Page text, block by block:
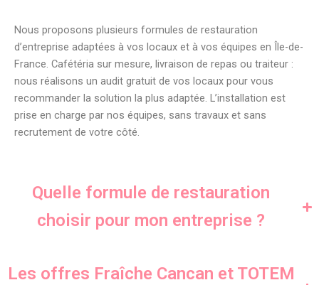
Nous proposons plusieurs formules de restauration
d’entreprise adaptées à vos locaux et à vos équipes en Île-de-
France. Cafétéria sur mesure, livraison de repas ou traiteur :
nous réalisons un audit gratuit de vos locaux pour vous
recommander la solution la plus adaptée. L’installation est
prise en charge par nos équipes, sans travaux et sans
recrutement de votre côté.
Quelle formule de restauration
choisir pour mon entreprise ?
Les offres Fraîche Cancan et TOTEM